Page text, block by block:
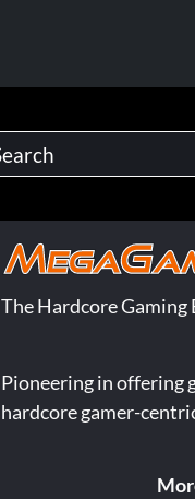
The Hardcore Gaming
Pioneering in offering
hardcore gamer-